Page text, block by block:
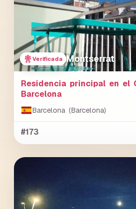
Verificada Montserrat
Residencia principal en el
Barcelona
Barcelona (Barcelona)
#173